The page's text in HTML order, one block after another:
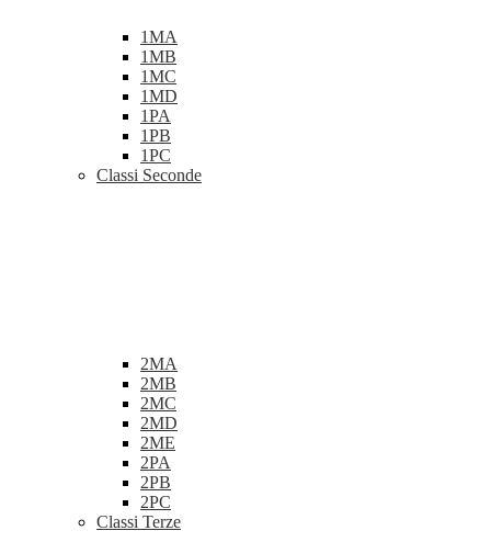
1MA
1MB
1MC
1MD
1PA
1PB
1PC
Classi Seconde
2MA
2MB
2MC
2MD
2ME
2PA
2PB
2PC
Classi Terze